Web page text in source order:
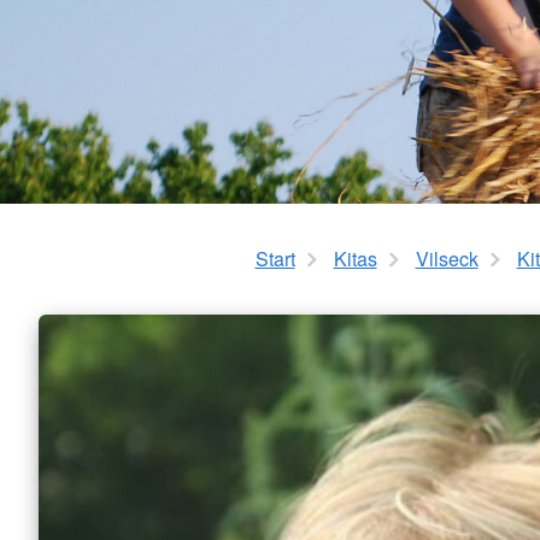
Start Kitas Vilseck